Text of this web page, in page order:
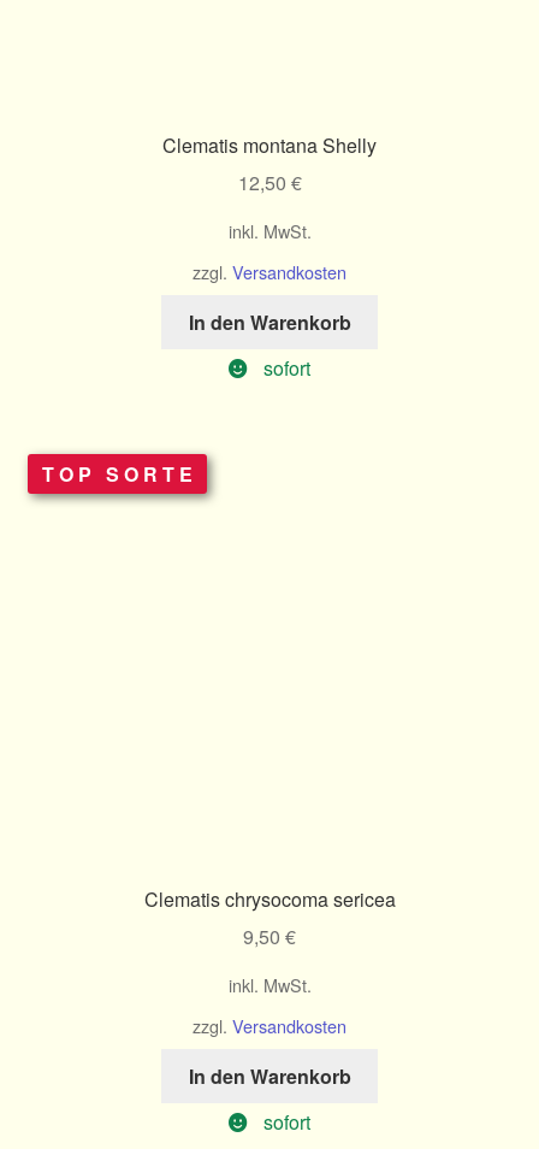
Clematis montana Shelly
12,50 €
inkl. MwSt.
zzgl. Versandkosten
In den Warenkorb
sofort
Clematis chrysocoma sericea
9,50 €
inkl. MwSt.
zzgl. Versandkosten
In den Warenkorb
sofort